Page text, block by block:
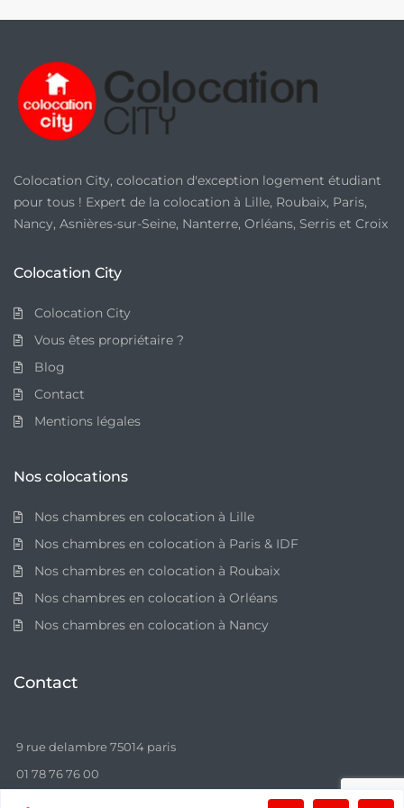
Colocation City, colocation d'exception logement étudiant
pour tous ! Expert de la colocation à Lille, Roubaix, Paris,
Nancy, Asnières-sur-Seine, Nanterre, Orléans, Serris et Croix
Colocation City
Colocation City
Vous êtes propriétaire ?
Blog
Contact
Mentions légales
Nos colocations
Nos chambres en colocation à Lille
Nos chambres en colocation à Paris & IDF
Nos chambres en colocation à Roubaix
Nos chambres en colocation à Orléans
Nos chambres en colocation à Nancy
Contact
9 rue delambre 75014 paris
01 78 76 76 00